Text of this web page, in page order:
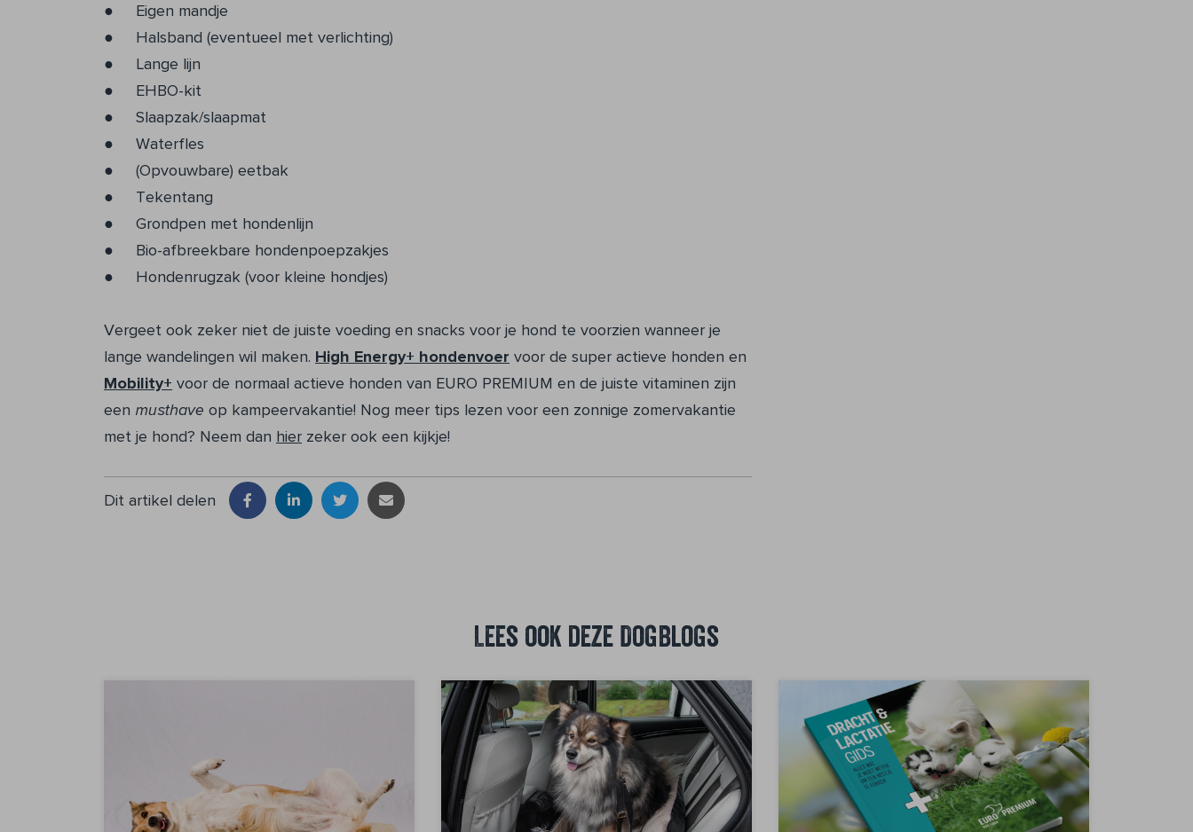
● Eigen mandje
● Halsband (eventueel met verlichting)
● Lange lijn
● EHBO-kit
● Slaapzak/slaapmat
● Waterfles
● (Opvouwbare) eetbak
● Tekentang
● Grondpen met hondenlijn
● Bio-afbreekbare hondenpoepzakjes
● Hondenrugzak (voor kleine hondjes)
Vergeet ook zeker niet de juiste voeding en snacks voor je hond te voorzien wanneer je
lange wandelingen wil maken. High Energy+ hondenvoer voor de super actieve honden en
Mobility+ voor de normaal actieve honden van EURO PREMIUM en de juiste vitaminen zijn
een musthave op kampeervakantie! Nog meer tips lezen voor een zonnige zomervakantie
met je hond? Neem dan hier zeker ook een kijkje!
Dit artikel delen
Lees ook deze DogBlogs